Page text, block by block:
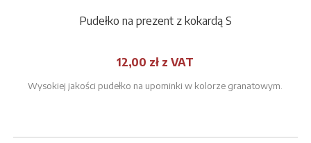
Pudełko na prezent z kokardą S
12,00 zł z VAT
Wysokiej jakości pudełko na upominki w kolorze granatowym.